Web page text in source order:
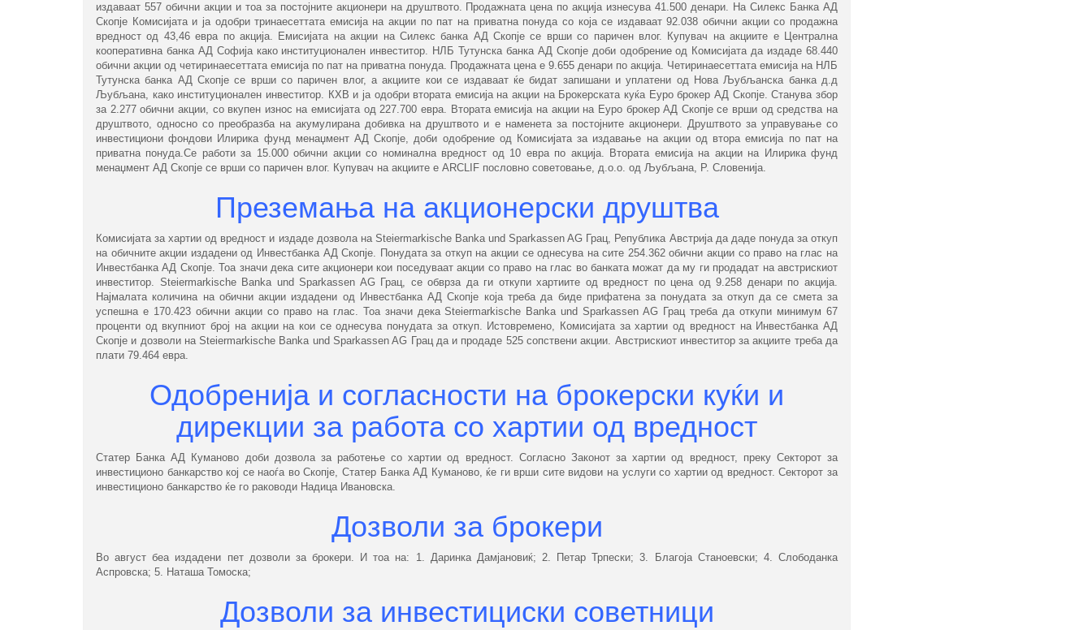
издаваат 557 обични акции и тоа за постојните акционери на друштвото. Продажната цена по акција изнесува 41.500 денари. На Силекс Банка АД
Скопје Комисијата и ја одобри тринаесеттата емисија на акции по пат на приватна понуда со која се издаваат 92.038 обични акции со продажна
вредност од 43,46 евра по акција. Емисијата на акции на Силекс банка АД Скопје се врши со паричен влог. Купувач на акциите е Централна
кооперативна банка АД Софија како институционален инвеститор. НЛБ Тутунска банка АД Скопје доби одобрение од Комисијата да издаде 68.440
обични акции од четиринаесеттата емисија по пат на приватна понуда. Продажната цена е 9.655 денари по акција. Четиринаесеттата емисија на НЛБ
Тутунска банка АД Скопје се врши со паричен влог, а акциите кои се издаваат ќе бидат запишани и уплатени од Нова Љубљанска банка д.д
Љубљана, како институционален инвеститор. КХВ и ја одобри втората емисија на акции на Брокерската куќа Еуро брокер АД Скопје. Станува збор
за 2.277 обични акции, со вкупен износ на емисијата од 227.700 евра. Втората емисија на акции на Еуро брокер АД Скопје се врши од средства на
друштвото, односно со преобразба на акумулирана добивка на друштвотo и е наменета за постојните акционери. Друштвото за управување со
инвестициони фондови Илирика фунд менаџмент АД Скопје, доби одобрение од Комисијата за издавање на акции од втора емисија по пат на
приватна понуда.Се работи за 15.000 обични акции со номинална вредност од 10 евра по акција. Втората емисија на акции на Илирика фунд
менаџмент АД Скопје се врши со паричен влог. Купувач на акциите е ARCLIF пословно советовање, д.о.о. од Љубљана, Р. Словенија.
Преземања на акционерски друштва
Комисијата за хартии од вредност и издаде дозвола на Steiermarkische Banka und Sparkassen AG Грац, Република Австрија да даде понуда за откуп
на обичните акции издадени од Инвестбанка АД Скопје. Понудата за откуп на акции се однесува на сите 254.362 обични акции со право на глас на
Инвестбанка АД Скопје. Тоа значи дека сите акционери кои поседуваат акции со право на глас во банката можат да му ги продадат на австрискиот
инвеститор. Steiermarkische Banka und Sparkassen AG Грац, се обврза да ги откупи хартиите од вредност по цена од 9.258 денари по акција.
Најмалата количина на обични акции издадени од Инвестбанка АД Скопје која треба да биде прифатена за понудата за откуп да се смета за
успешна е 170.423 обични акции со право на глас. Тоа значи дека Steiermarkische Banka und Sparkassen AG Грац треба да откупи минимум 67
проценти од вкупниот број на акции на кои се однесува понудата за откуп. Истовремено, Комисијата за хартии од вредност на Инвестбанка АД
Скопје и дозволи на Steiermarkische Banka und Sparkassen AG Грац да и продаде 525 сопствени акции. Австрискиот инвеститор за акциите треба да
плати 79.464 евра.
Одобренија и согласности на брокерски куќи и
дирекции за работа со хартии од вредност
Статер Банка АД Куманово доби дозвола за работење со хартии од вредност. Согласно Законот за хартии од вредност, преку Секторот за
инвестиционо банкарство кој се наоѓа во Скопје, Статер Банка АД Куманово, ќе ги врши сите видови на услуги со хартии од вредност. Секторот за
инвестиционо банкарство ќе го раководи Надица Ивановска.
Дозволи за брокери
Во август беа издадени пет дозволи за брокери. И тоа на: 1. Даринка Дамјановиќ; 2. Петар Трпески; 3. Благоја Станоевски; 4. Слободанка
Аспровска; 5. Наташа Томоска;
Дозволи за инвестициски советници